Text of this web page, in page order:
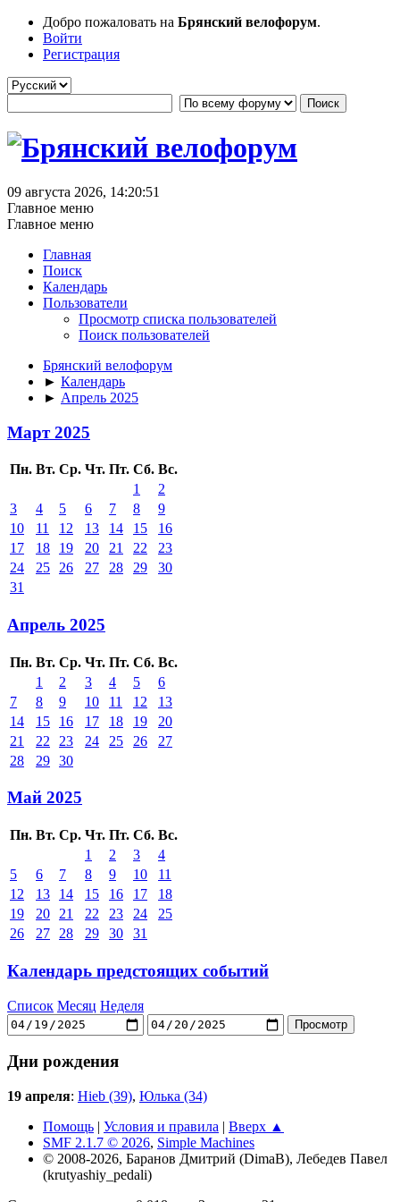
Добро пожаловать на Брянский велофорум.
Войти
Регистрация
09 августа 2026, 14:20:51
Главное меню
Главное меню
Главная
Поиск
Календарь
Пользователи
Просмотр списка пользователей
Поиск пользователей
Брянский велофорум
► Календарь
► Апрель 2025
Март 2025
Пн. Вт. Ср. Чт. Пт. Сб. Вс.
1
2
3
4 5 6 7 8
9
10
11 12 13 14 15
16
17
18 19 20 21 22
23
24
25 26 27 28 29
30
31
Апрель 2025
Пн. Вт. Ср. Чт. Пт. Сб. Вс.
1
2 3 4 5
6
7
8 9 10 11 12
13
14
15 16 17 18 19
20
21
22 23 24 25 26
27
28
29 30
Май 2025
Пн. Вт. Ср. Чт. Пт. Сб. Вс.
1
2 3
4
5
6 7 8 9 10
11
12
13 14 15 16 17
18
19
20 21 22 23 24
25
26
27 28 29 30 31
Календарь предстоящих событий
Список Месяц Неделя
Дни рождения
19 апреля: Hieb (39), Юлька (34)
Помощь | Условия и правила | Вверх ▲
SMF 2.1.7 © 2026, Simple Machines
© 2008-2026, Баранов Дмитрий (DimaB), Лебедев Павел
(krutyashiy_pedali)